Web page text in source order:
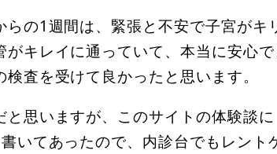
の1週間は、緊張と不安で子宮がキ
キレイに通っていて、本当に安心で
査を受けて良かったと思います。
思いますが、このサイトの体験談
いてあったので、内診台でもレント